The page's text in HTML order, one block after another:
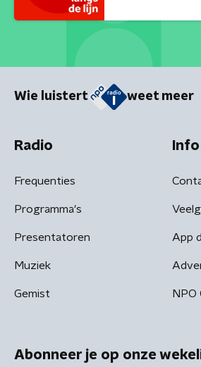
Wie luistert weet meer
Radio
Frequenties
Programma's
Presentatoren
Muziek
Gemist
Info
App
NPO
Abonneer je op onze